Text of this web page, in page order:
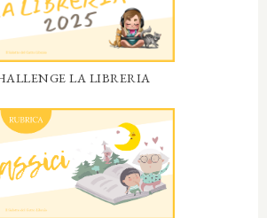
LA LIBRERIA